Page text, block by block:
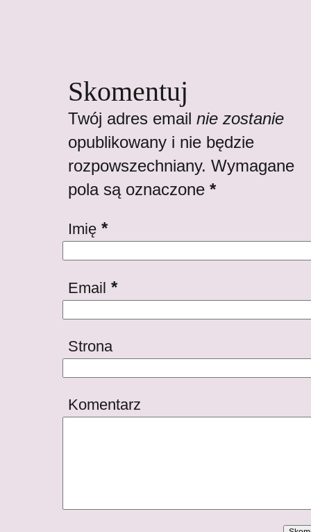
Skomentuj
Twój adres email nie zostanie
opublikowany i nie będzie
rozpowszechniany. Wymagane
pola są oznaczone *
Imię *
Email *
Strona
Komentarz